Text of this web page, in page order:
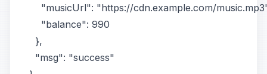
"musicUrl": "https://cdn.example.com/
    "balance": 990
  },
  "msg": "success"